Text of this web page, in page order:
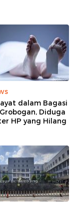
dalam Bagasi
Diduga
HP yang Hilang